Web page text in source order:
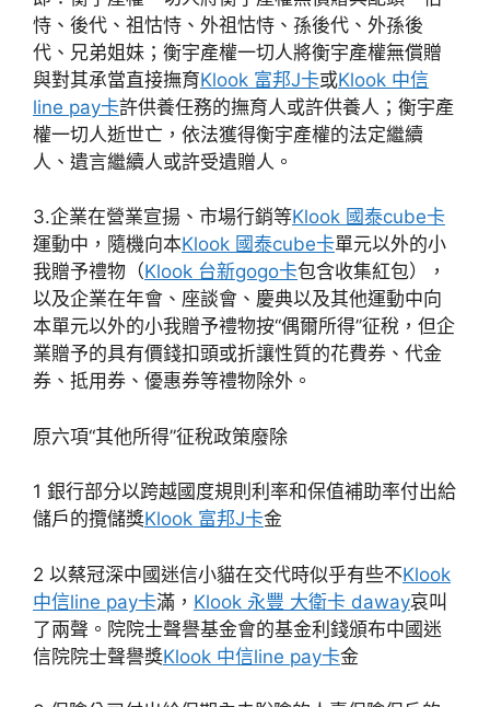
恃、後代、祖怙恃、外祖怙恃、孫後代、外孫後
代、兄弟姐妹；衡宇產權一切人將衡宇產權無償贈
與對其承當直接撫育Klook 富邦J卡或Klook 中信
line pay卡許供養任務的撫育人或許供養人；衡宇產
權一切人逝世亡，依法獲得衡宇產權的法定繼續
人、遺言繼續人或許受遺贈人。
3.企業在營業宣揚、市場行銷等Klook 國泰cube卡
運動中，隨機向本Klook 國泰cube卡單元以外的小
我贈予禮物（Klook 台新gogo卡包含收集紅包），
以及企業在年會、座談會、慶典以及其他運動中向
本單元以外的小我贈予禮物按“偶爾所得”征稅，但企
業贈予的具有價錢扣頭或折讓性質的花費券、代金
券、抵用券、優惠券等禮物除外。
原六項“其他所得”征稅政策廢除
1 銀行部分以跨越國度規則利率和保值補助率付出給
儲戶的攬儲獎Klook 富邦J卡金
2 以蔡冠深中國迷信小貓在交代時似乎有些不Klook
中信line pay卡滿， Klook 永豐 大衛卡 daway哀叫
了兩聲。院院士聲譽基金會的基金利錢頒布中國迷
信院院士聲譽獎Klook 中信line pay卡金